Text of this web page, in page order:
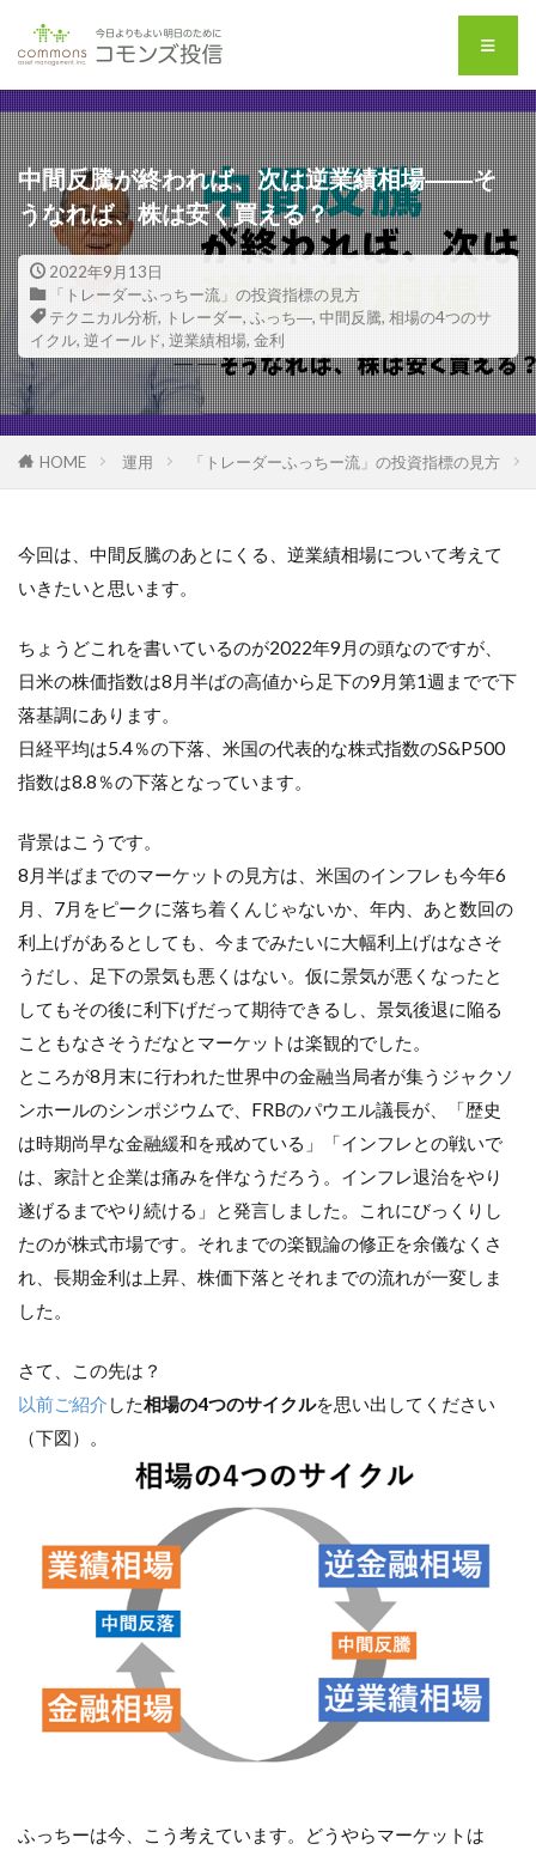
中間反騰が終われば、次は逆業績相場――そ
うなれば、株は安く買える？
2022年9月13日
「トレーダーふっちー流」の投資指標の見方
テクニカル分析, トレーダー, ふっち―, 中間反騰, 相場の4つのサ
イクル, 逆イールド, 逆業績相場, 金利
HOME 運用 「トレーダーふっちー流」の投資指標の見方
今回は、中間反騰のあとにくる、逆業績相場について考えて
いきたいと思います。
ちょうどこれを書いているのが2022年9月の頭なのですが、
日米の株価指数は8月半ばの高値から足下の9月第1週までで下
落基調にあります。
日経平均は5.4％の下落、米国の代表的な株式指数のS&P500
指数は8.8％の下落となっています。
背景はこうです。
8月半ばまでのマーケットの見方は、米国のインフレも今年6
月、7月をピークに落ち着くんじゃないか、年内、あと数回の
利上げがあるとしても、今までみたいに大幅利上げはなさそ
うだし、足下の景気も悪くはない。仮に景気が悪くなったと
してもその後に利下げだって期待できるし、景気後退に陥る
こともなさそうだなとマーケットは楽観的でした。
ところが8月末に行われた世界中の金融当局者が集うジャクソ
ンホールのシンポジウムで、FRBのパウエル議長が、「歴史
は時期尚早な金融緩和を戒めている」「インフレとの戦いで
は、家計と企業は痛みを伴なうだろう。インフレ退治をやり
遂げるまでやり続ける」と発言しました。これにびっくりし
たのが株式市場です。それまでの楽観論の修正を余儀なくさ
れ、長期金利は上昇、株価下落とそれまでの流れが一変しま
した。
さて、この先は？
以前ご紹介 した相場の4つのサイクルを思い出してください
（下図）。
ふっちーは今、こう考えています。どうやらマーケットは